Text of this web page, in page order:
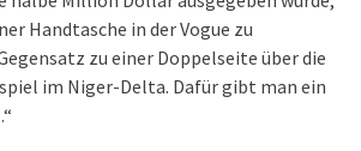
Handtasche in der Vogue zu
zu einer Doppelseite über die
im Niger-Delta. Dafür gibt man ein